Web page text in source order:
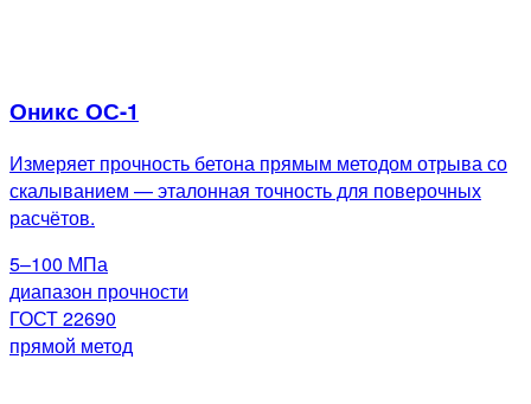
Оникс ОС-1
Измеряет прочность бетона прямым методом отрыва со
скалыванием — эталонная точность для поверочных
расчётов.
5–100 МПа
диапазон прочности
ГОСТ 22690
прямой метод